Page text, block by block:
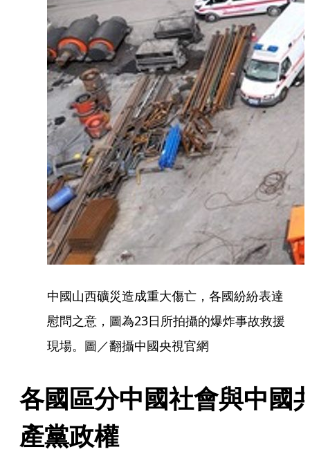
中國山西礦災造成重大傷亡，各國紛紛表達
慰問之意，圖為23日所拍攝的爆炸事故救援
現場。圖／翻攝中國央視官網
各國區分中國社會與中國
產黨政權